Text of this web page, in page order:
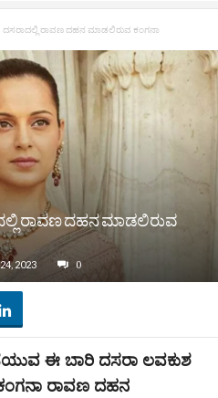
ರಾವಣ ದಹನ ಮಾಡಲಿರುವ ಕಂಗನಾ
ರಾವಣ ದಹನ ಮಾಡಲಿರುವ
2023 0
ಈ ಬಾರಿ ದಸರಾ ಲವಕುಶ
ರಾವಣ ದಹನ